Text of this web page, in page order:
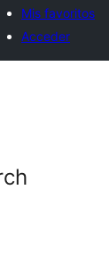
Mis favoritos
Acceder